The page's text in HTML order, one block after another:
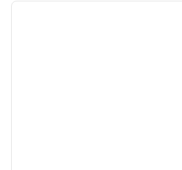
1 von 12